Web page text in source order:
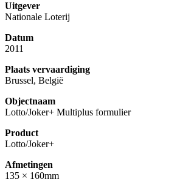
Uitgever
Nationale Loterij
Datum
2011
Plaats vervaardiging
Brussel, België
Objectnaam
Lotto/Joker+ Multiplus formulier
Product
Lotto/Joker+
Afmetingen
135 × 160mm